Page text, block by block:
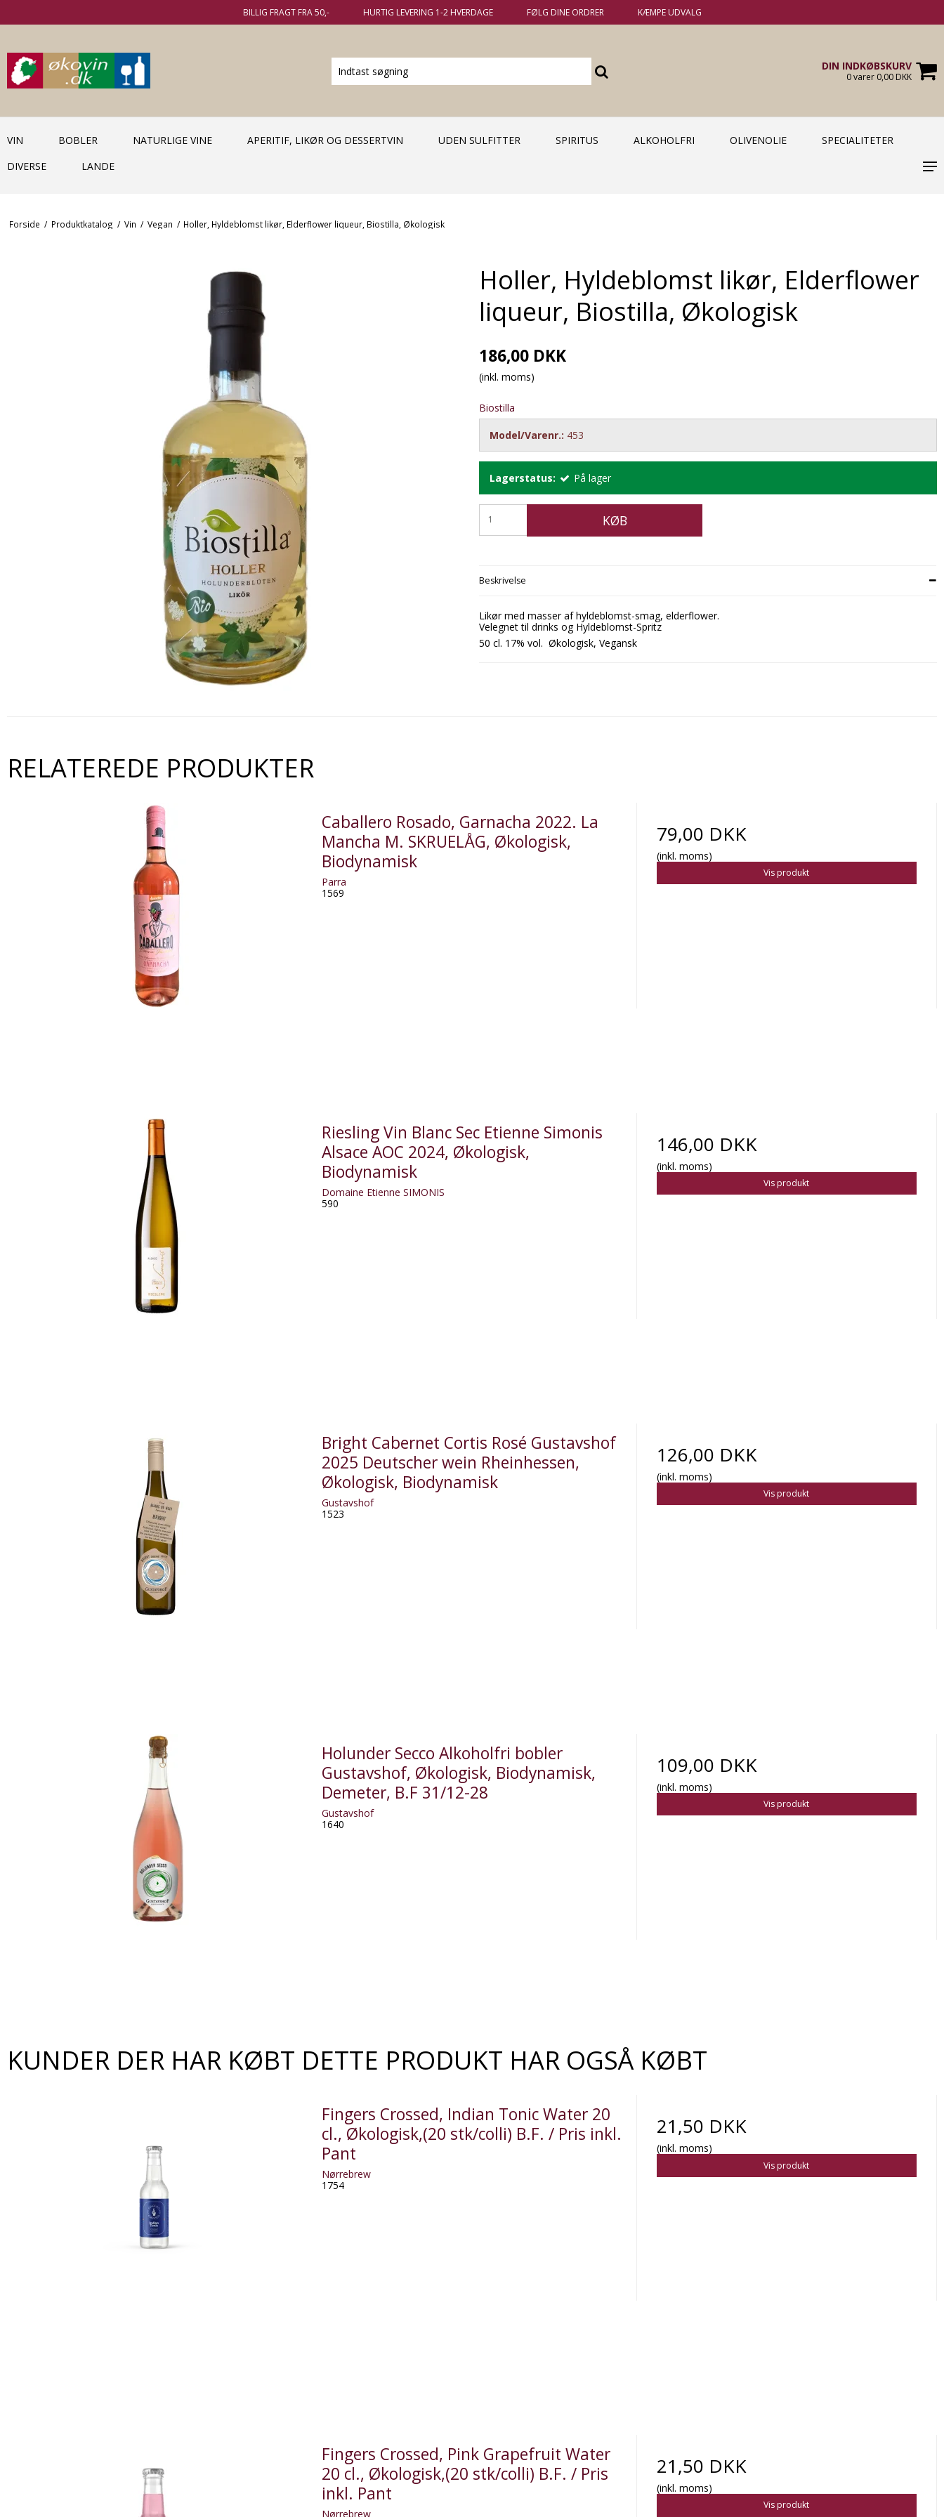
BILLIG FRAGT FRA 50,- HURTIG LEVERING 1-2 HVERDAGE FØLG DINE ORDRER KÆMPE UDVALG
DIN INDKØBSKURV
0 varer 0,00 DKK
VIN BOBLER NATURLIGE VINE APERITIF, LIKØR OG DESSERTVIN UDEN SULFITTER SPIRITUS ALKOHOLFRI OLIVENOLIE
SPECIALITETER
DIVERSE
LANDE
Forside / Produktkatalog / Vin / Vegan / Holler, Hyldeblomst likør, Elderflower liqueur, Biostilla, Økologisk
Holler, Hyldeblomst likør, Elderflower
liqueur, Biostilla, Økologisk
186,00 DKK
(inkl. moms)
Biostilla
Model/Varenr.: 453
Lagerstatus: På lager
KØB
Beskrivelse
Likør med masser af hyldeblomst-smag, elderflower.
Velegnet til drinks og Hyldeblomst-Spritz
50 cl. 17% vol. Økologisk, Vegansk
RELATEREDE PRODUKTER
Caballero Rosado, Garnacha 2022. La
Mancha M. SKRUELÅG, Økologisk,
Biodynamisk
Parra
1569
79,00 DKK
(inkl. moms)
Vis produkt
Riesling Vin Blanc Sec Etienne Simonis
Alsace AOC 2024, Økologisk,
Biodynamisk
Domaine Etienne SIMONIS
590
146,00 DKK
(inkl. moms)
Vis produkt
Bright Cabernet Cortis Rosé Gustavshof
2025 Deutscher wein Rheinhessen,
Økologisk, Biodynamisk
Gustavshof
1523
126,00 DKK
(inkl. moms)
Vis produkt
Holunder Secco Alkoholfri bobler
Gustavshof, Økologisk, Biodynamisk,
Demeter, B.F 31/12-28
Gustavshof
1640
109,00 DKK
(inkl. moms)
Vis produkt
KUNDER DER HAR KØBT DETTE PRODUKT HAR OGSÅ KØBT
Fingers Crossed, Indian Tonic Water 20
cl., Økologisk,(20 stk/colli) B.F. / Pris inkl.
Pant
Nørrebrew
1754
21,50 DKK
(inkl. moms)
Vis produkt
Fingers Crossed, Pink Grapefruit Water
20 cl., Økologisk,(20 stk/colli) B.F. / Pris
inkl. Pant
Nørrebrew
21,50 DKK
(inkl. moms)
Vis produkt